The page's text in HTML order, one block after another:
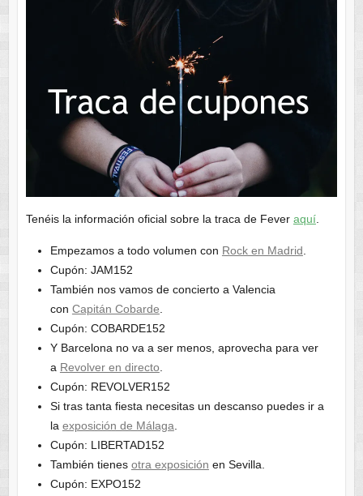
Tenéis la información oficial sobre la traca de Fever aquí.
Empezamos a todo volumen con Rock en Madrid
Cupón: JAM152
También nos vamos de concierto a Valencia
con Capitán Cobarde
Cupón: COBARDE152
Y Barcelona no va a ser menos, aprovecha para ver
a Revolver en directo
Cupón: REVOLVER152
Si tras tanta fiesta necesitas un descanso puedes ir a
la exposición de Málaga
Cupón: LIBERTAD152
También tienes otra exposición en Sevilla.
Cupón: EXPO152